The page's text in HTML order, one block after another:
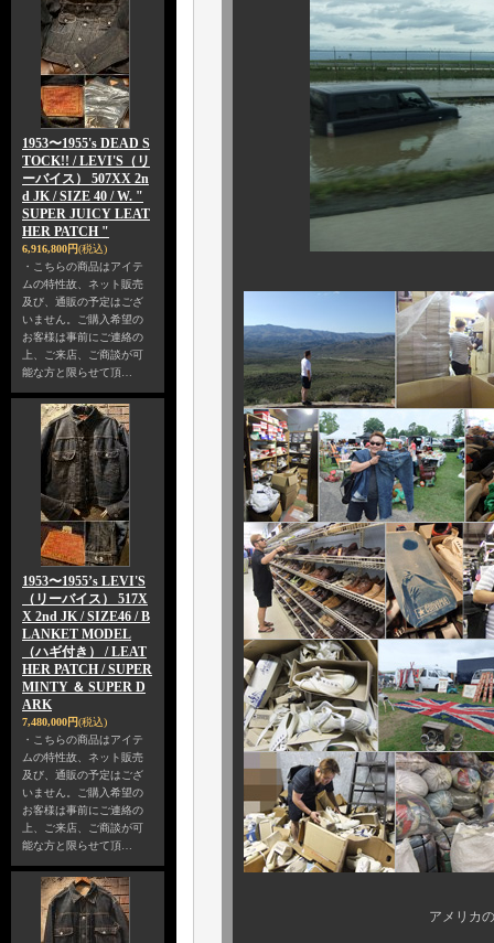
1953〜1955's DEAD S
TOCK!! / LEVI'S（リ
ーバイス） 507XX 2n
d JK / SIZE 40 / W. "
SUPER JUICY LEAT
HER PATCH "
6,916,800円(税込)
・こちらの商品はアイテ
ムの特性故、ネット販売
及び、通販の予定はござ
いません。ご購入希望の
お客様は事前にご連絡の
上、ご来店、ご商談が可
能な方と限らせて頂…
1953〜1955’s LEVI'S
（リーバイス） 517X
X 2nd JK / SIZE46 / B
LANKET MODEL
（ハギ付き） / LEAT
HER PATCH / SUPER
MINTY ＆ SUPER D
ARK
7,480,000円(税込)
・こちらの商品はアイテ
ムの特性故、ネット販売
及び、通販の予定はござ
いません。ご購入希望の
お客様は事前にご連絡の
上、ご来店、ご商談が可
能な方と限らせて頂…
アメリカの田舎街で、ス